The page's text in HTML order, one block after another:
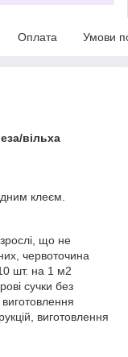
Оплата Умови
вільха
клеєм.
що не
червоточина
шт. на 1 м2
сучки без
виготовлення